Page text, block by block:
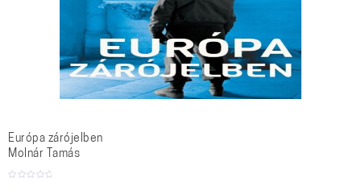
Európa zárójelben
Molnár Tamás